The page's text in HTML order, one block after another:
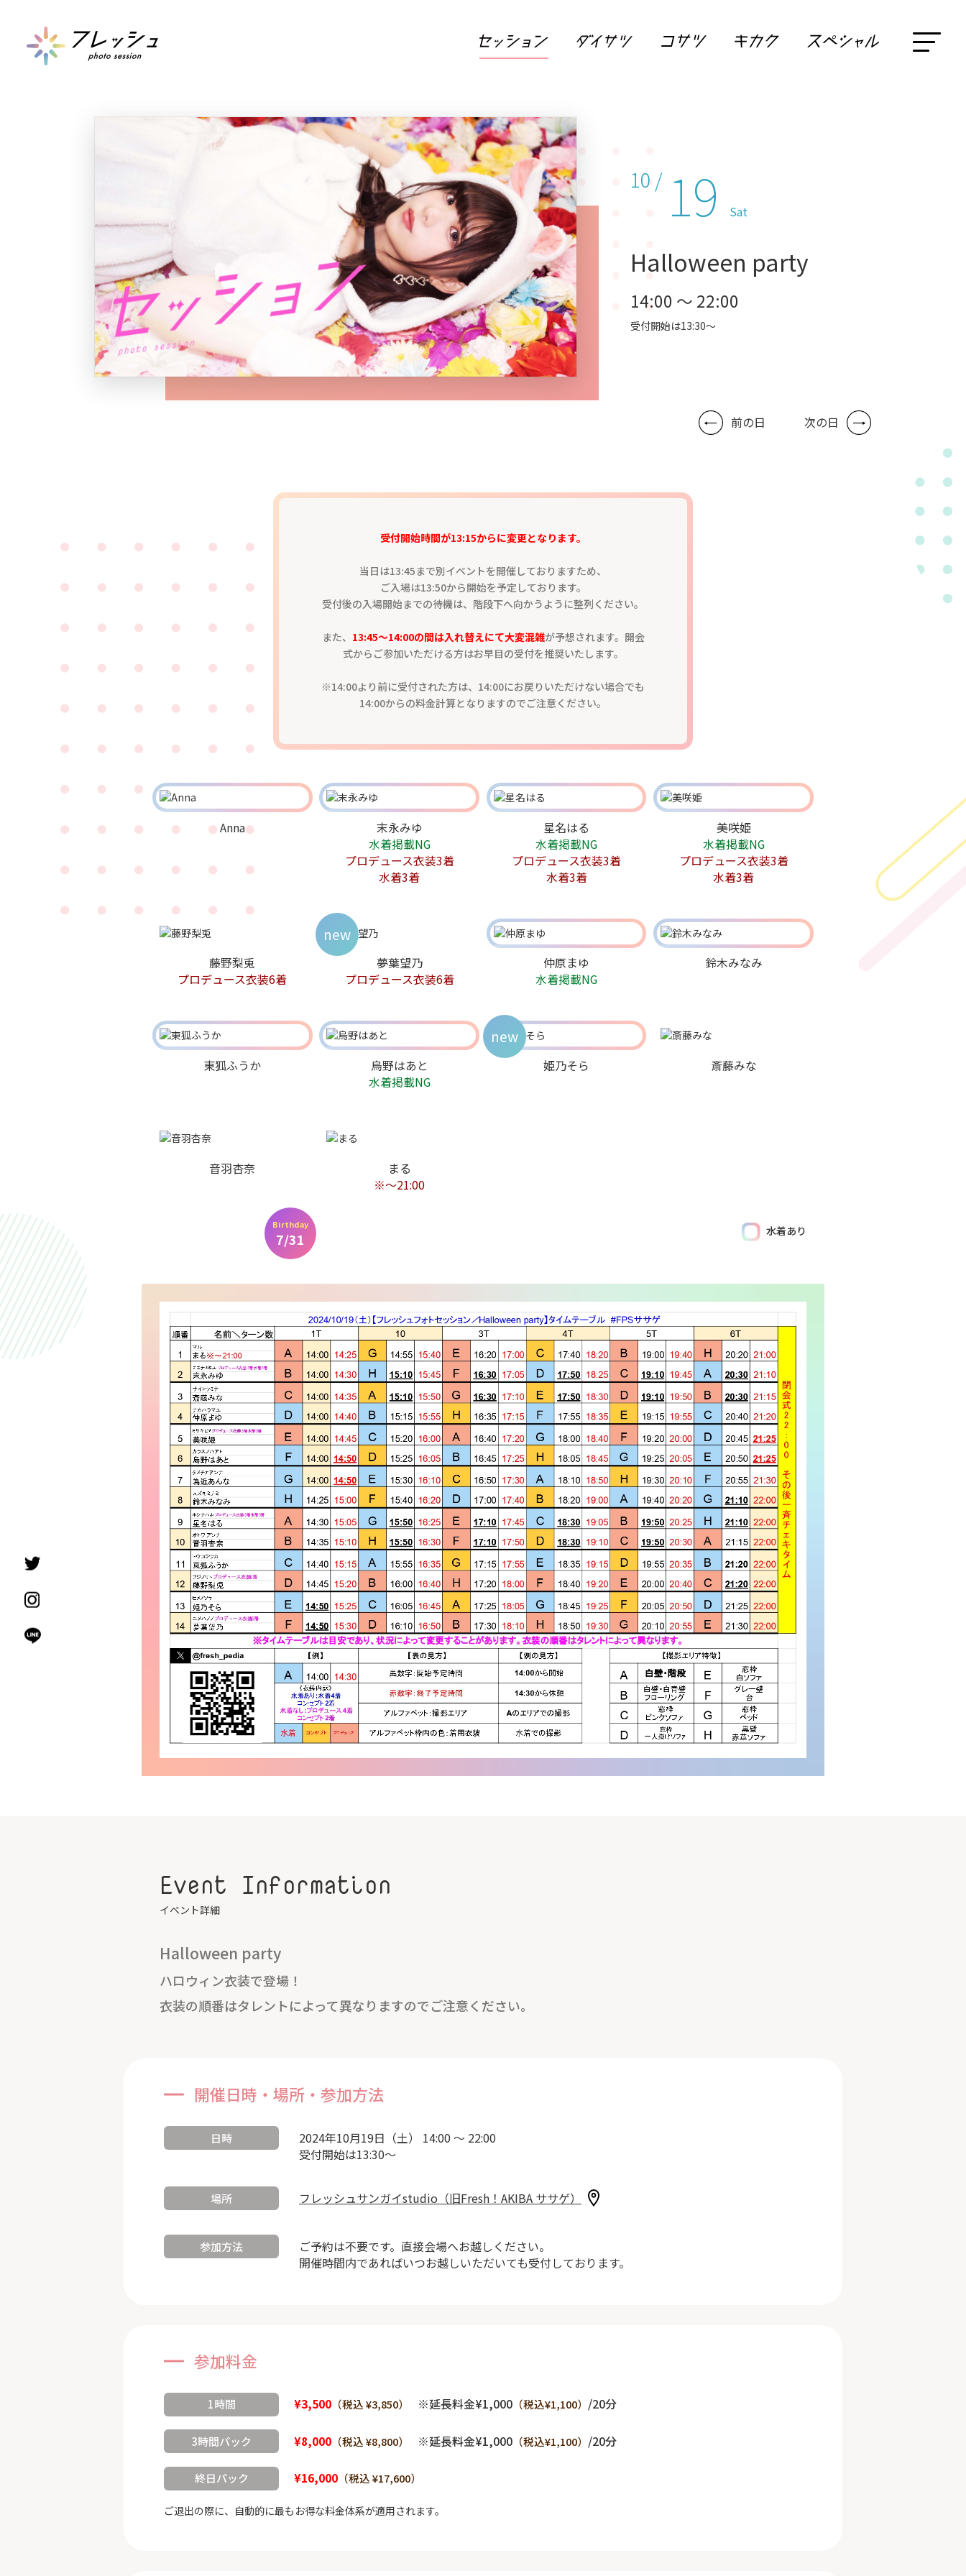
10 / 19 Sat
Halloween party
14:00 ～ 22:00
受付開始は13:30～
前の日 次の日
受付開始時間が13:15からに変更となります。
当日は13:45まで別イベントを開催しておりますため、
ご入場は13:50から開始を予定しております。
受付後の入場開始までの待機は、階段下へ向かうように整列ください。
また、 13:45～14:00の間は入れ替えにて大変混雑が予想されます。開会
式からご参加いただける方はお早目の受付を推奨いたします。
※14:00より前に受付された方は、14:00にお戻りいただけない場合でも
14:00からの料金計算となりますのでご注意ください。
Anna
末永みゆ
水着掲載NG
プロデュース衣装3着
水着3着
星名はる
水着掲載NG
プロデュース衣装3着
水着3着
美咲姫
水着掲載NG
プロデュース衣装3着
水着3着
藤野梨兎
プロデュース衣装6着
夢葉望乃
プロデュース衣装6着
new
仲原まゆ
水着掲載NG
鈴木みなみ
東狐ふうか
Birthday
7/31
烏野はあと
水着掲載NG
姫乃そら
new
斎藤みな
音羽杏奈
まる
※〜21:00
水着あり
Event Information
イベント詳細
Halloween party
ハロウィン衣装で登場！
衣装の順番はタレントによって異なりますのでご注意ください。
開催日時・場所・参加方法
日時
2024年10月19日（土） 14:00 ～ 22:00
受付開始は13:30～
場所 フレッシュサンガイstudio（旧Fresh！AKIBA ササゲ）
参加方法
ご予約は不要です。直接会場へお越しください。
開催時間内であればいつお越しいただいても受付しております。
参加料金
1時間 ¥3,500 （税込 ¥3,850） ※延長料金¥1,000 （税込¥1,100） /20分
3時間パック ¥8,000 （税込 ¥8,800） ※延長料金¥1,000 （税込¥1,100） /20分
終日パック ¥16,000 （税込 ¥17,600）
ご退出の際に、自動的に最もお得な料金体系が適用されます。